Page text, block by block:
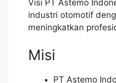
Visi PT Astemo
industri otomotif
meningkatkan
Misi
PT Astemo